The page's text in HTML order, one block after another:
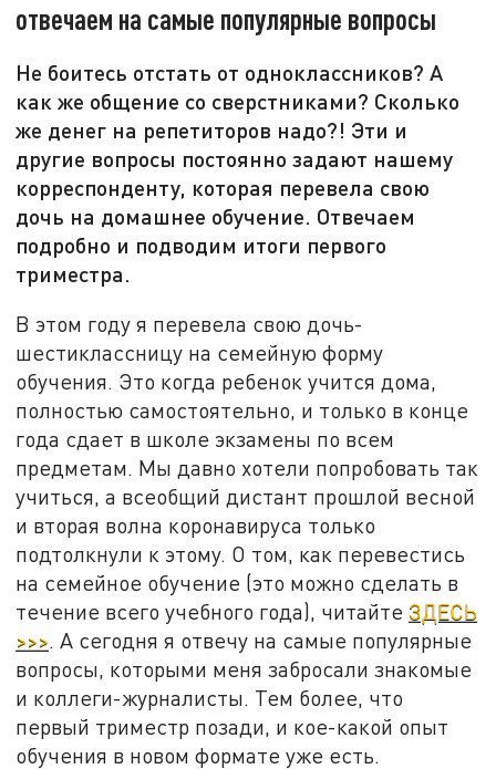
отвечаем на самые популярные вопросы
Не боитесь отстать от одноклассников? А
как же общение со сверстниками? Сколько
же денег на репетиторов надо?! Эти и
другие вопросы постоянно задают нашему
корреспонденту, которая перевела свою
дочь на домашнее обучение. Отвечаем
подробно и подводим итоги первого
триместра.
В этом году я перевела свою дочь-
шестиклассницу на семейную форму
обучения. Это когда ребенок учится дома,
полностью самостоятельно, и только в конце
года сдает в школе экзамены по всем
предметам. Мы давно хотели попробовать так
учиться, а всеобщий дистант прошлой весной
и вторая волна коронавируса только
подтолкнули к этому. О том, как перевестись
на семейное обучение (это можно сделать в
течение всего учебного года), читайте ЗДЕСЬ
>>>. А сегодня я отвечу на самые популярные
вопросы, которыми меня забросали знакомые
и коллеги-журналисты. Тем более, что
первый триместр позади, и кое-какой опыт
обучения в новом формате уже есть.